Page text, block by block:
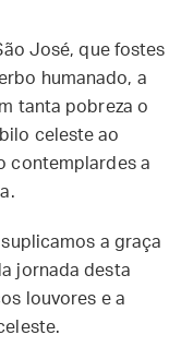
José, que fostes
humanado, a
tanta pobreza o
celeste ao
contemplardes a
a graça
jornada desta
louvores e a